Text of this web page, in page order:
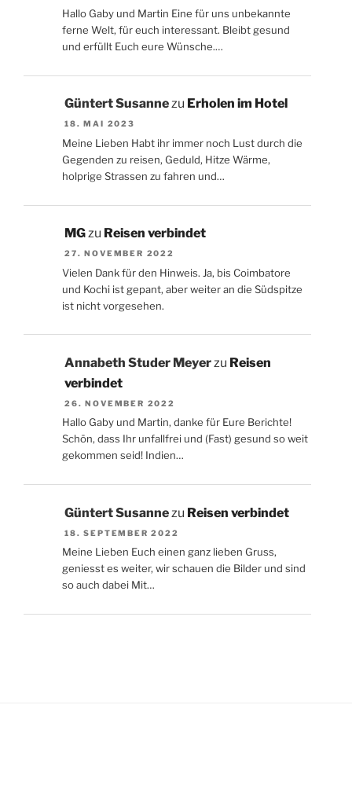
Hallo Gaby und Martin Eine für uns unbekannte
ferne Welt, für euch interessant. Bleibt gesund
und erfüllt Euch eure Wünsche.…
Güntert Susannezu Erholen im Hotel
18. MAI 2023
Meine Lieben Habt ihr immer noch Lust durch die
Gegenden zu reisen, Geduld, Hitze Wärme,
holprige Strassen zu fahren und…
MGzu Reisen verbindet
27. NOVEMBER 2022
Vielen Dank für den Hinweis. Ja, bis Coimbatore
und Kochi ist gepant, aber weiter an die Südspitze
ist nicht vorgesehen.
Annabeth Studer Meyerzu Reisen
verbindet
26. NOVEMBER 2022
Hallo Gaby und Martin, danke für Eure Berichte!
Schön, dass Ihr unfallfrei und (Fast) gesund so weit
gekommen seid! Indien…
Güntert Susanne zu Reisen verbindet
18. SEPTEMBER 2022
Meine Lieben Euch einen ganz lieben Gruss,
geniesst es weiter, wir schauen die Bilder und sind
so auch dabei Mit…